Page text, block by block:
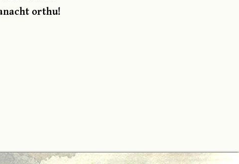
orthu!